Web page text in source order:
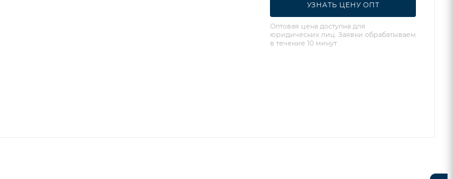
УЗНАТЬ ЦЕНУ ОПТ
Оптовая цена доступна для
юридических лиц. Заявки обрабатываем
в течение 10 минут